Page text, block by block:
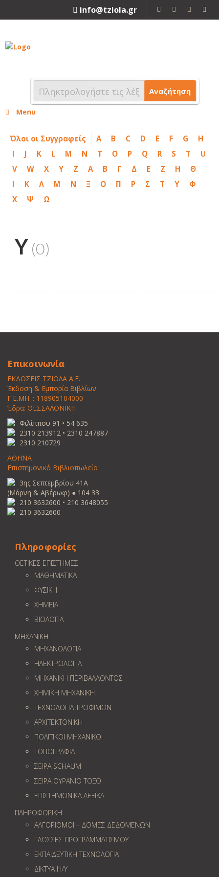
info@tziola.gr
Αναζήτηση
Menu
Όλοι οι Συγγραφείς A B C D E F G
H
I
J K L M N T O P Q R S T
U
V
W X Y Z Α Β Γ Δ Ε Ζ Η
Θ
Ι
Κ Λ Μ Ν Ξ Ο Π Ρ Σ Τ Υ
Φ
Χ
Ψ Ω
Y (0)
Επικοινωνία
ΕΚΔΟΣΕΙΣ ΤΖΙΟΛΑ Α.Ε.
Έκδοση & Εμπορία Βιβλίων
Γ.Ε.ΜΗ. : 118905104000
Έδρα: ΘΕΣΣΑΛΟΝΙΚΗ
Φιλίππου 91 • 54 635
2310 213912 • 2310 247887
2310 210729
ΑΘΗΝΑ
Επιστημονικό Βιβλιοπωλείο
3ης Σεπτεμβρίου 41Α
(Μάρνη & Αβέρωφ) ● 104 33
210 3632600 • 210 3648055
210 3632600
Πληροφορίες
ΘΕΤΙΚΕΣ ΕΠΙΣΤΗΜΕΣ
ΜΑΘΗΜΑΤΙΚΑ
ΦΥΣΙΚΗ
ΧΗΜΕΙΑ
ΒΙΟΛΟΓΙΑ
ΜΗΧΑΝΙΚΗ
ΜΗΧΑΝΟΛΟΓΙΑ
ΗΛΕΚΤΡΟΛΟΓΙΑ
ΜΗΧΑΝΙΚΗ ΠΕΡΙΒΑΛΛΟΝΤΟΣ
ΧΗΜΙΚΗ ΜΗΧΑΝΙΚΗ
ΤΕΧΝΟΛΟΓΙΑ ΤΡΟΦΙΜΩΝ
ΑΡΧΙΤΕΚΤΟΝΙΚΗ
ΠΟΛΙΤΙΚΟΙ ΜΗΧΑΝΙΚΟΙ
ΤΟΠΟΓΡΑΦΙΑ
ΣΕΙΡΑ SCHAUM
ΣΕΙΡΑ ΟΥΡΑΝΙΟ ΤΟΞΟ
ΕΠΙΣΤΗΜΟΝΙΚΑ ΛΕΞΙΚΑ
ΠΛΗΡΟΦΟΡΙΚΗ
ΑΛΓΟΡΙΘΜΟΙ – ΔΟΜΕΣ ΔΕΔΟΜΕΝΩΝ
ΓΛΩΣΣΕΣ ΠΡΟΓΡΑΜΜΑΤΙΣΜΟΥ
ΕΚΠΑΙΔΕΥΤΙΚΗ ΤΕΧΝΟΛΟΓΙΑ
ΔΙΚΤΥΑ Η/Υ